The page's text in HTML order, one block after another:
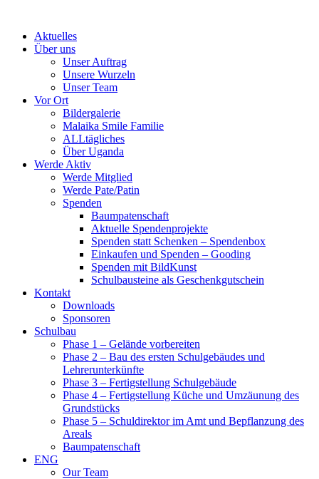
contentAktuelles
Über uns
Unser Auftrag
Unsere Wurzeln
Unser Team
Vor Ort
Bildergalerie
Malaika Smile Familie
ALLtägliches
Über Uganda
Werde Aktiv
Werde Mitglied
Werde Pate/Patin
Spenden
Baumpatenschaft
Aktuelle Spendenprojekte
Spenden statt Schenken – Spendenbox
Einkaufen und Spenden – Gooding
Spenden mit BildKunst
Schulbausteine als Geschenkgutschein
Kontakt
Downloads
Sponsoren
Schulbau
Phase 1 – Gelände vorbereiten
Phase 2 – Bau des ersten Schulgebäudes und
Lehrerunterkünfte
Phase 3 – Fertigstellung Schulgebäude
Phase 4 – Fertigstellung Küche und Umzäunung des
Grundstücks
Phase 5 – Schuldirektor im Amt und Bepflanzung des
Areals
Baumpatenschaft
ENG
Our Team